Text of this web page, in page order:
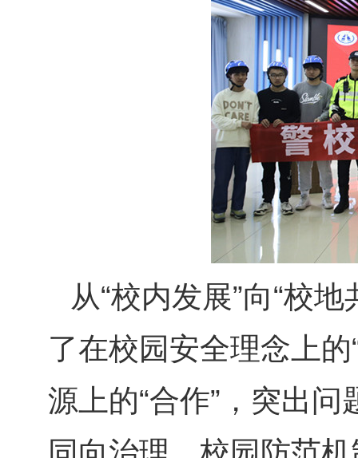
从“校内发展”向“校
了在校园安全理念上的
源上的“合作”，突出